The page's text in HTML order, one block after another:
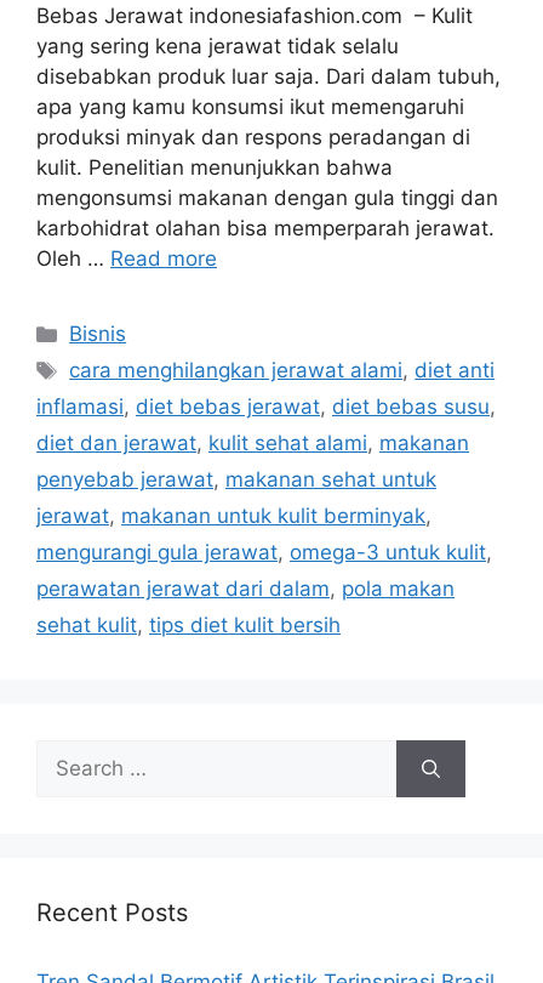
Bebas Jerawat indonesiafashion.com – Kulit
yang sering kena jerawat tidak selalu
disebabkan produk luar saja. Dari dalam tubuh,
apa yang kamu konsumsi ikut memengaruhi
produksi minyak dan respons peradangan di
kulit. Penelitian menunjukkan bahwa
mengonsumsi makanan dengan gula tinggi dan
karbohidrat olahan bisa memperparah jerawat.
Oleh … Read more
Categories
Bisnis
Tags
cara menghilangkan jerawat alami, diet anti
inflamasi, diet bebas jerawat, diet bebas susu,
diet dan jerawat, kulit sehat alami, makanan
penyebab jerawat, makanan sehat untuk
jerawat, makanan untuk kulit berminyak,
mengurangi gula jerawat, omega-3 untuk kulit,
perawatan jerawat dari dalam, pola makan
sehat kulit, tips diet kulit bersih
Search
for:
Recent Posts